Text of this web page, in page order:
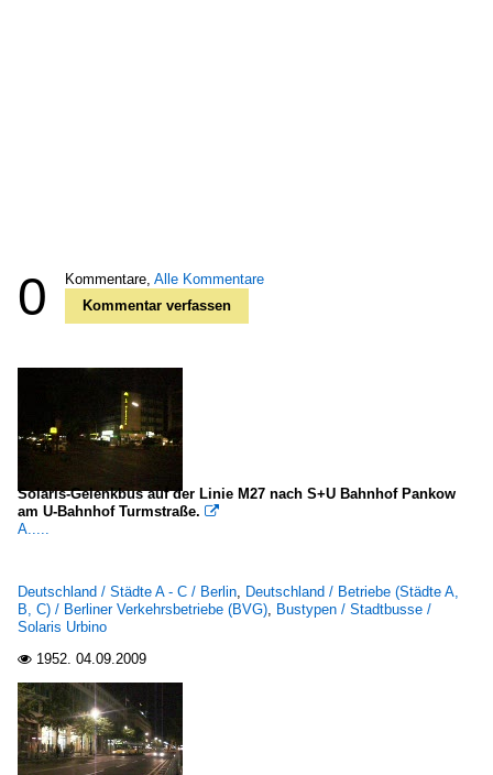
0 Kommentare, Alle Kommentare
Kommentar verfassen
Solaris-Gelenkbus auf der Linie M27 nach S+U Bahnhof Pankow
am U-Bahnhof Turmstraße. 
A.....
Deutschland / Städte A - C / Berlin, Deutschland / Betriebe (Städte A,
B, C) / Berliner Verkehrsbetriebe (BVG), Bustypen / Stadtbusse /
Solaris Urbino
 1952. 04.09.2009